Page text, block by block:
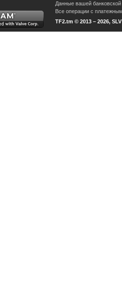
Данные вашей
Все операции с
TF2.tm © 2013 – 2026,